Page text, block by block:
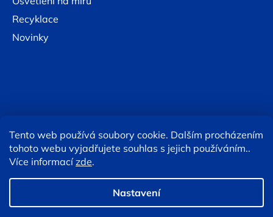
Tento web používá soubory cookie. Dalším procházením
tohoto webu vyjadřujete souhlas s jejich používáním..
Více informacízde.
Nastavení
Recyklace
Novinky
Online platby:
Upravit nastavení cookies